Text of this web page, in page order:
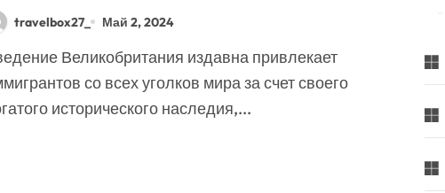
travelbox27_ Май 2, 2024
со всех уголков мира за счет своего
исторического наследия,...